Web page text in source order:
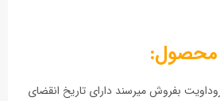
محصول:
بفروش میرسند دارای تاریخ انقضای